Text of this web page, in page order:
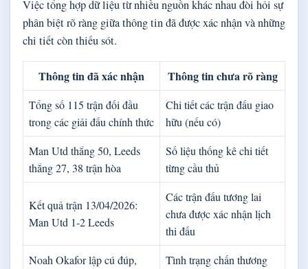
Việc tổng hợp dữ liệu từ nhiều nguồn khác nhau đòi hỏi sự
phân biệt rõ ràng giữa thông tin đã được xác nhận và những
chi tiết còn thiếu sót.
Thông tin đã xác nhận Thông tin chưa rõ ràng
Tổng số 115 trận đối đầu
trong các giải đấu chính thức
Chi tiết các trận đấu giao
hữu (nếu có)
Man Utd thắng 50, Leeds
thắng 27, 38 trận hòa
Số liệu thống kê chi tiết
từng cầu thủ
Kết quả trận 13/04/2026:
Man Utd 1-2 Leeds
Các trận đấu tương lai
chưa được xác nhận lịch
thi đấu
Noah Okafor lập cú đúp,
Tình trạng chấn thương